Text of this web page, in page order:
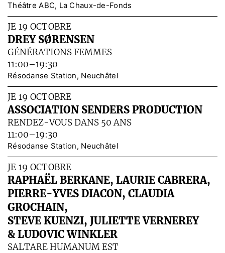
Théâtre ABC, La Chaux-de-Fonds
JE 19 OCTOBRE
DREY SØRENSEN
GÉNÉRATIONS FEMMES
11:00–19:30
Résodanse Station, Neuchâtel
JE 19 OCTOBRE
ASSOCIATION SENDERS PRODUCTION
RENDEZ-VOUS DANS 50 ANS
11:00–19:30
Résodanse Station, Neuchâtel
JE 19 OCTOBRE
RAPHAËL BERKANE, LAURIE CABRERA,
PIERRE-YVES DIACON, CLAUDIA
GROCHAIN,
STEVE KUENZI, JULIETTE VERNEREY
& LUDOVIC WINKLER
SALTARE HUMANUM EST